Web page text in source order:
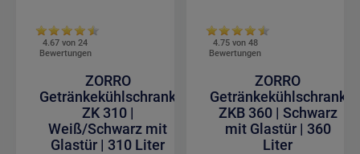
4.67 von24
Bewertungen
ZORRO
Getränkekühlschrank
ZK 310 |
Weiß/Schwarz mit
Glastür | 310 Liter
4.75 von 48
Bewertungen
ZORRO
Getränkekühlschrank
ZKB 360 | Schwarz
mit Glastür | 360
Liter